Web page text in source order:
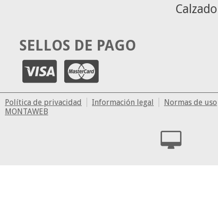
SELLOS DE PAGO
Política de privacidad Información legal
Normas de uso
MONTAWEB